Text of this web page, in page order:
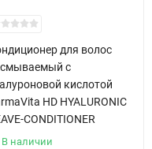
для волос
с
кислотой
HD HYALURONIC
CONDITIONER
В наличии